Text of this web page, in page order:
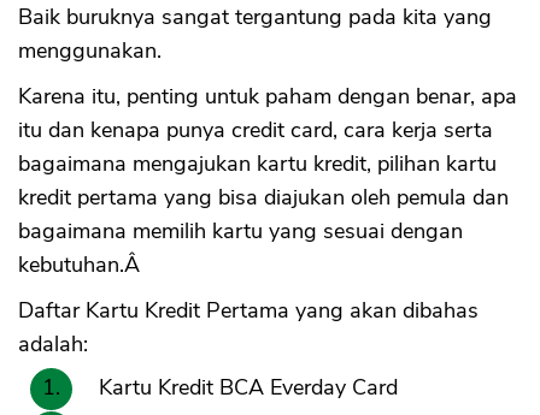
Baik buruknya sangat tergantung pada kita yang
menggunakan.
Karena itu, penting untuk paham dengan benar, apa
itu dan kenapa punya credit card, cara kerja serta
bagaimana mengajukan kartu kredit, pilihan kartu
kredit pertama yang bisa diajukan oleh pemula dan
bagaimana memilih kartu yang sesuai dengan
kebutuhan.Â
Daftar Kartu Kredit Pertama yang akan dibahas
adalah:
Kartu Kredit BCA Everday Card